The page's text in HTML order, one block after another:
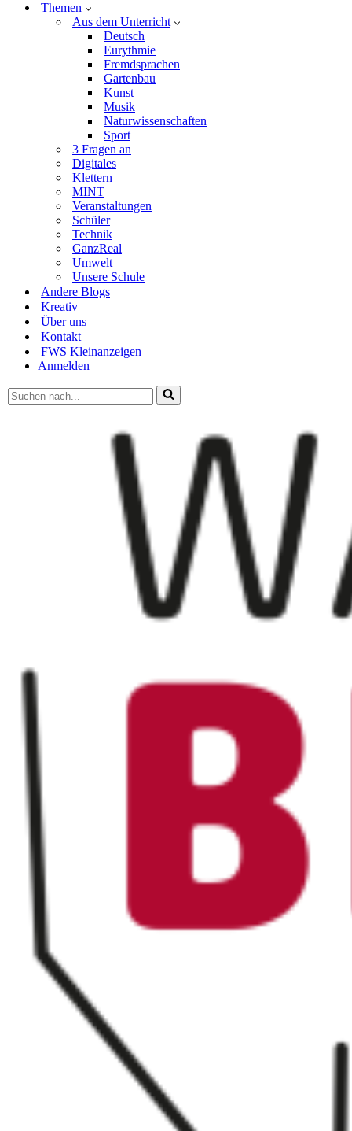
Themen
Aus dem Unterricht
Deutsch
Eurythmie
Fremdsprachen
Gartenbau
Kunst
Musik
Naturwissenschaften
Sport
3 Fragen an
Digitales
Klettern
MINT
Veranstaltungen
Schüler
Technik
GanzReal
Umwelt
Unsere Schule
Andere Blogs
Kreativ
Über uns
Kontakt
FWS Kleinanzeigen
Anmelden
Suchen
nach …